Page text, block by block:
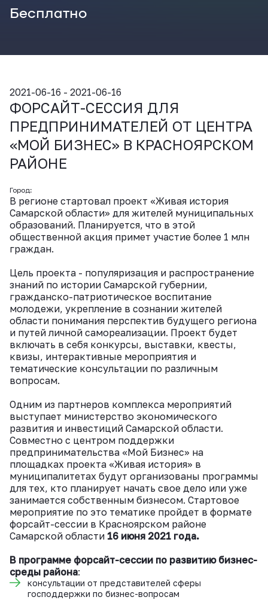
Бесплатно
2021-06-16 - 2021-06-16
ФОРСАЙТ-СЕССИЯ ДЛЯ
ПРЕДПРИНИМАТЕЛЕЙ ОТ ЦЕНТРА
«МОЙ БИЗНЕС» В КРАСНОЯРСКОМ
РАЙОНЕ
Город:
В регионе стартовал проект «Живая история
Самарской области» для жителей муниципальных
образований. Планируется, что в этой
общественной акция примет участие более 1 млн
граждан.
Цель проекта - популяризация и распространение
знаний по истории Самарской губернии,
гражданско-патриотическое воспитание
молодежи, укрепление в сознании жителей
области понимания перспектив будущего региона
и путей личной самореализации. Проект будет
включать в себя конкурсы, выставки, квесты,
квизы, интерактивные мероприятия и
тематические консультации по различным
вопросам.
Одним из партнеров комплекса мероприятий
выступает министерство экономического
развития и инвестиций Самарской области.
Совместно с центром поддержки
предпринимательства «Мой Бизнес» на
площадках проекта «Живая история» в
муниципалитетах будут организованы программы
для тех, кто планирует начать свое дело или уже
занимается собственным бизнесом. Стартовое
мероприятие по это тематике пройдет в формате
форсайт-сессии в Красноярском районе
Самарской области 16 июня 2021 года.
В программе форсайт-сессии по развитию бизнес-
среды района:
консультации от представителей сферы
господдержки по бизнес-вопросам